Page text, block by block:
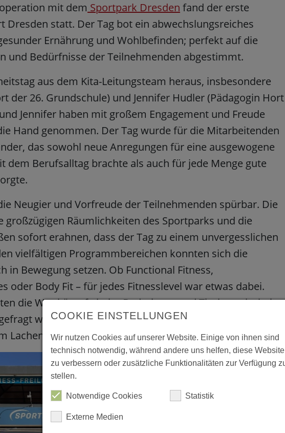
mit dem Sportpark Dresden fand der erste
Dresden statt. Der Tag bot ein abwechslungsreiches
Ernährung und Wohlbefinden; perfekt auf die
und Bedürfnisse der Teilnehmenden abgestimmt.
aus dem Kita-Leitungsteam heraus, insbesondere
der 26. Grundschule) und Jennifer Hudler (Pädagogin Hort
Jennifer haben mit großem Engagement und Freude
Hand genommen. Der Tag wurde für die Mitarbeitenden
das sowohl neue Anregungen für eine ausgewogene
dem Berufsalltag brachte als auch für jede Menge gute
Neugier und Vorfreude der Teilnehmenden spürbar. Die
Räumlichkeiten des Sportparks und die
sofort erahnen, dass der Tag zu einem unvergesslichen
vielfältigen Programmbereichen konnten sich die
in Bewegung setzen. Ob Functional Fitness,
oder Body Fit – für jedes Fitnesslevel war etwas dabei.
die Wettkämpfe beim Badminton und Tischtennis, bei
waren. Trotz sportlichem Ehrgeiz und Wettbewerb
Lachen erfüllt, und der Spaß stand immer im Mittelpunkt.
COOKIE EINSTELLUNGEN
Wir nutzen Cookies auf unserer Website. Einige von ihnen sind
technisch notwendig, während andere uns helfen, diese Website
zu verbessern oder zusätzliche Funktionalitäten zur Verfügung
stellen.
Notwendige Cookies Statistik
Externe Medien